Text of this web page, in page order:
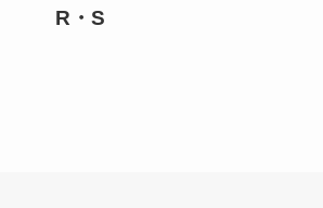
R・S